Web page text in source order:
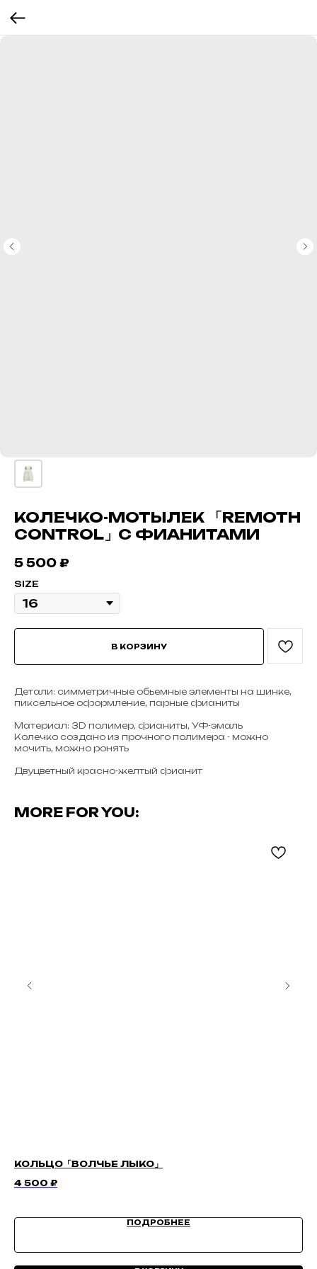
КОЛЕЧКО-МОТЫЛЕК 「REMOTH
CONTROL」С ФИАНИТАМИ
5 500 ₽
SIZE
В КОРЗИНУ
Детали: симметричные обьемные элементы на шинке,
пиксельное оформление, парные фианиты
Материал: 3D полимер, фианиты, УФ-эмаль
Колечко создано из прочного полимера - можно
мочить, можно ронять
Двуцветный красно-желтый фианит
MORE FOR YOU:
КОЛЬЦО「ВОЛЧЬЕ ЛЫКО」
4 500 ₽
ПОДРОБНЕЕ